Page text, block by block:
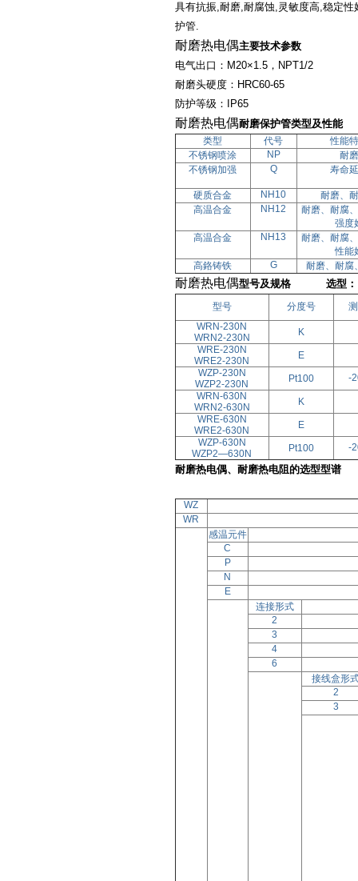
具有抗振,耐磨,耐腐蚀,灵敏度高,稳定性
护管.
耐磨热电偶主要技术参数
电气出口： M20×1.5， NPT1/2
耐磨头硬度： HRC60-65
防护等级：
IP65
耐磨热电偶耐磨保护管类型及性能
类型 代号
性能
不锈钢喷涂
NP
耐磨
不锈钢加强
Q 寿命
硬质合金 NH10
耐磨、
高温合金
NH12
耐磨、耐腐
强度
高温合金
NH13
耐磨、耐腐
性能
高鉻铸铁
G 耐磨、耐腐
耐磨热电偶型号及规格 选型：
型号 分度号
WRN-230N
WRN2-230N
K
WRE-230N
WRE2-230N
E
WZP-230N
WZP2-230N Pt100
-
WRN-630N
WRN2-630N
K
WRE-630N
WRE2-630N
E
WZP-630N
WZP2—630N Pt100 -
耐磨热电偶、耐磨热电阻的选型型谱
WZ
WR
感温元件
C
P
N
E
连接形式
2
3
4
6
接线盒形
2
3